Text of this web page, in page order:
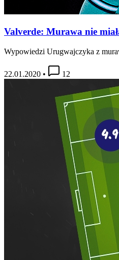
Valverde: Murawa nie
Wypowiedzi Urugwajczyka z
22.01.2020 • 12